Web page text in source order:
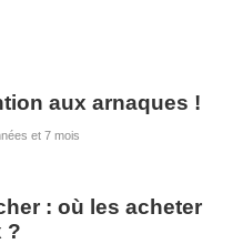
aux arnaques !
et 7 mois
: où les acheter
?